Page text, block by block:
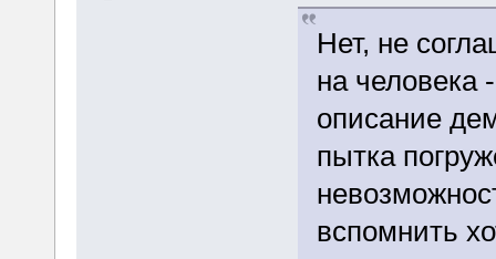
Нет, не
на человека
описание
пытка
вспомнить